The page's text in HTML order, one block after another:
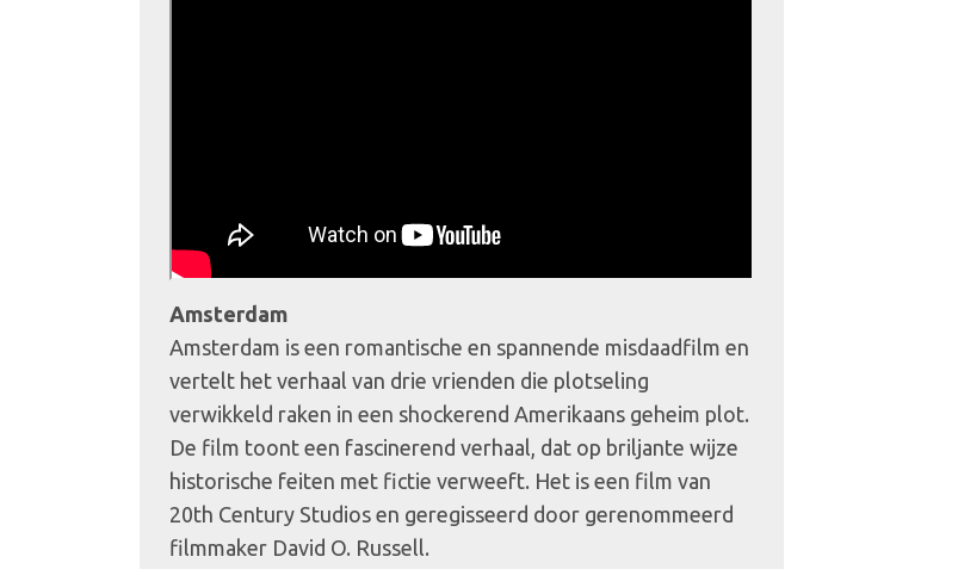
Amsterdam
Amsterdam is een romantische en spannende misdaadfilm en
vertelt het verhaal van drie vrienden die plotseling
verwikkeld raken in een shockerend Amerikaans geheim plot.
De film toont een fascinerend verhaal, dat op briljante wijze
historische feiten met fictie verweeft. Het is een film van
20th Century Studios en geregisseerd door gerenommeerd
filmmaker David O. Russell.